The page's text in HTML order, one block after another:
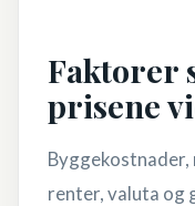
Faktorer
prisene
renter, valuta og